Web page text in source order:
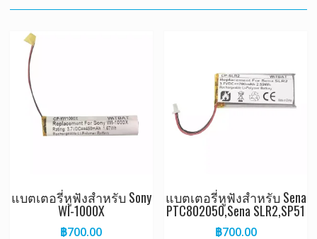
แบตเตอรี่หูฟังสำหรับ Sony
WI-1000X
฿700.00
แบตเตอรี่หูฟังสำหรับ Sena
PTC802050,Sena SLR2,SP51
฿700.00